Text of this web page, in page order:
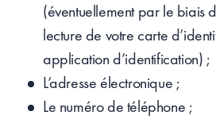
(éventuellement par le biais
lecture de votre carte
application d’identification) ;
L’adresse électronique ;
Le numéro de téléphone ;